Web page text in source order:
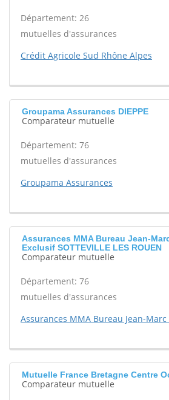
Département: 26
mutuelles d'assurances
Crédit Agricole Sud Rhône Alpes
Groupama Assurances DIEPPE
Comparateur mutuelle
Département: 76
mutuelles d'assurances
Groupama Assurances
Assurances MMA Bureau Jean-
Exclusif SOTTEVILLE LES ROUEN
Comparateur mutuelle
Département: 76
mutuelles d'assurances
Assurances MMA Bureau Jean-
Mutuelle France Bretagne Centre
Comparateur mutuelle